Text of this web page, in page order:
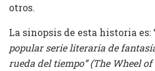
otros.
La sinopsis de esta historia es:
popular serie literaria de
rueda del tiempo” (The Wheel